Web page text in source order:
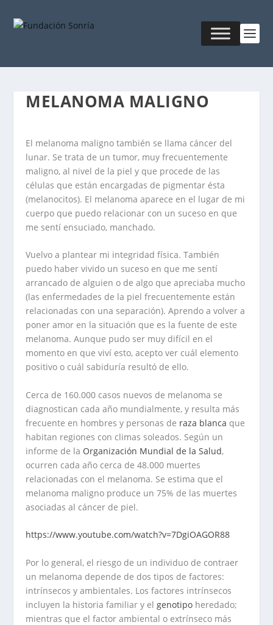
MELANOMA MALIGNO
El melanoma maligno también se llama cáncer del
lunar. Se trata de un tumor, muy frecuentemente
maligno, al nivel de la piel y que procede de las
células que están encargadas de pigmentar ésta
(melanocitos). El melanoma aparece en el lugar de mi
cuerpo que puedo relacionar con un suceso en que
me sentí ensuciado, manchado.
Vuelvo a plantear mi integridad física. También
puedo haber vivido un suceso en que me sentí
arrancado de alguien o de algo que apreciaba mucho
(las enfermedades de la piel frecuentemente están
relacionadas con una separación). Aprendo a volver a
poner amor en la situación que es la fuente de este
melanoma. Aunque pudo ser muy difícil en el
momento en que viví esto, acepto ver cuál elemento
positivo o cuál sabiduría resultó de ello.
Cerca de 160.000 casos nuevos de melanoma se
diagnostican cada año mundialmente, y resulta más
frecuente en hombres y personas de raza blanca que
habitan regiones con climas soleados. Según un
informe de la Organización Mundial de la Salud,
ocurren cada año cerca de 48.000 muertes
relacionadas con el melanoma. Se estima que el
melanoma maligno produce un 75% de las muertes
asociadas al cáncer de piel.
https://www.youtube.com/watch?v=7DgiOAGOR88
Por lo general, el riesgo de un individuo de contraer
un melanoma depende de dos tipos de factores:
intrínsecos y ambientales. Los factores intrínsecos
incluyen la historia familiar y el genotipo heredado;
mientras que el factor ambiental o extrínseco más